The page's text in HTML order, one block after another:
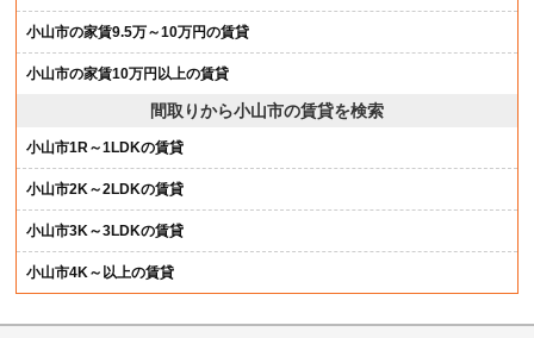
小山市の家賃9.5万～10万円の賃貸
小山市の家賃10万円以上の賃貸
間取りから小山市の賃貸を検索
小山市1R～1LDKの賃貸
小山市2K～2LDKの賃貸
小山市3K～3LDKの賃貸
小山市4K～以上の賃貸